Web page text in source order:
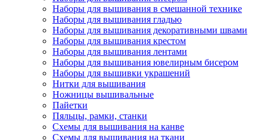
Наборы для вышивания в смешанной технике
Наборы для вышивания гладью
Наборы для вышивания декоративными швами
Наборы для вышивания крестом
Наборы для вышивания лентами
Наборы для вышивания ювелирным бисером
Наборы для вышивки украшений
Нитки для вышивания
Ножницы вышивальные
Пайетки
Пяльцы, рамки, станки
Схемы для вышивания на канве
Схемы для вышивания на ткани